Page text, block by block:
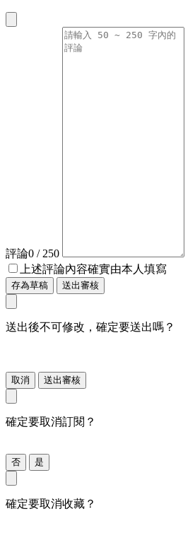
評論0 / 250
上述評論內容確實由本人填寫
存為草稿 送出審核
送出後不可修改，確定要送出嗎？
取消 送出審核
確定要取消訂閱？
否 是
確定要取消收藏？